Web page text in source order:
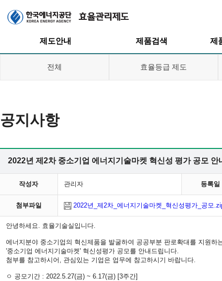
제도안내
효율관리제도
제품검색
프로그램
제
전체 효율등급 제도
공지사항
2022년 제2차 중소기업 에너지기술마켓 혁신성 평가 공모 안
작성자 관리자 등록일
첨부파일 2022년_제2차_에너지기술마켓_혁신성평가_공모
안녕하세요. 효율기술실입니다.
에너지분야 중소기업의 혁신제품을 발굴하여 공공부분 판로확대를 지원하
'중소기업 에너지기술마켓' 혁신성평가 공모를 안내드립니다.
첨부를 참고하시어, 관심있는 기업은 업무에 참고하시기 바랍니다.
ㅇ 공모기간 : 2022.5.27(금) ~ 6.17(금) [3주간]